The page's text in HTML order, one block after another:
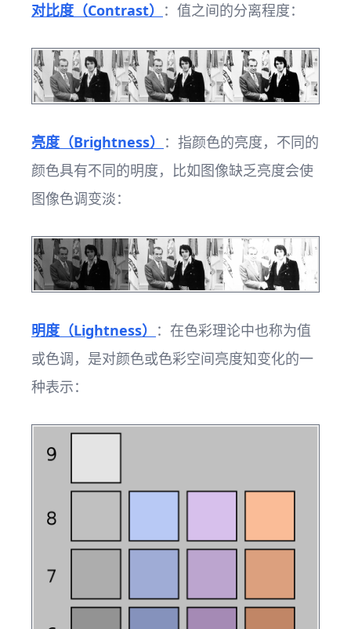
对比度（Contrast） ：值之间的分离程度：
亮度（Brightness） ：指颜色的亮度，不同的
颜色具有不同的明度，比如图像缺乏亮度会使
图像色调变淡：
明度（Lightness） ：在色彩理论中也称为值
或色调，是对颜色或色彩空间亮度知变化的一
种表示：